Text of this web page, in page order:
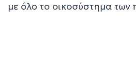
με όλο το οικοσύστημα των